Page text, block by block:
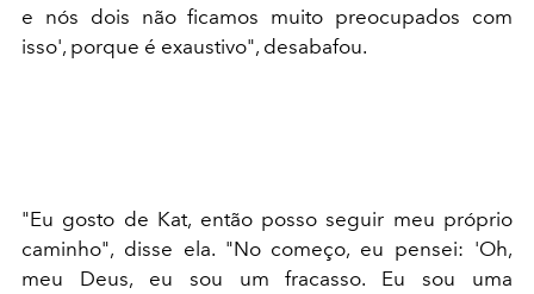
e nós dois não ficamos muito preocupados com
isso', porque é exaustivo", desabafou.
"Eu gosto de Kat, então posso seguir meu próprio
caminho", disse ela. "No começo, eu pensei: 'Oh,
meu Deus, eu sou um fracasso. Eu sou uma